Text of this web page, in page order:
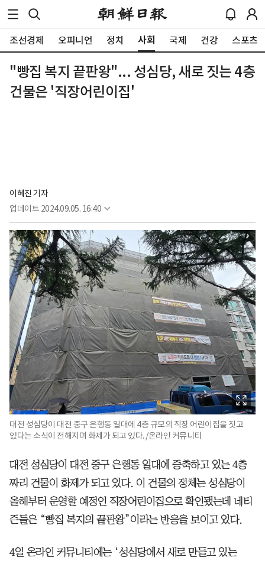
조선경제 오피니언 정치 사회 국제 건강 스포츠
"빵집 복지 끝판왕"... 성심당, 새로 짓는 4층
건물은 '직장어린이집'
이혜진 기자
업데이트 2024.09.05. 16:40
대전 성심당이 대전 중구 은행동 일대에 4층 규모의 직장 어린이집을 짓고
있다는 소식이 전해지며 화제가 되고 있다. /온라인 커뮤니티
대전 성심당이 대전 중구 은행동 일대에 증축하고 있는 4층
짜리 건물이 화제가 되고 있다. 이 건물의 정체는 성심당이
올해부터 운영할 예정인 직장어린이집으로 확인됐는데 네티
즌들은 “빵집 복지의 끝판왕”이라는 반응을 보이고 있다.
4일 온라인 커뮤니티에는 ‘성심당에서 새로 만들고 있는